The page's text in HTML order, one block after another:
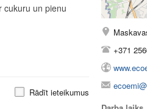
cukuru un pienu
Rādīt ieteikumus
+371